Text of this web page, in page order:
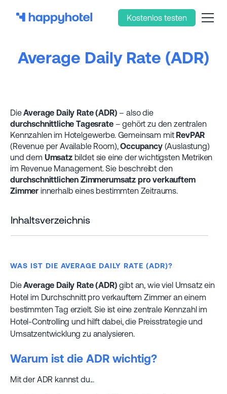
Kostenlos testen
Average Daily Rate (ADR)
DieAverage Daily Rate (ADR) – also die
durchschnittliche Tagesrate– gehört zu den zentralen
Kennzahlen im Hotelgewerbe. Gemeinsam mit RevPAR
(Revenue per Available Room),Occupancy(Auslastung)
und dem Umsatzbildet sie eine der wichtigsten Metriken
im Revenue Management. Sie beschreibt den
durchschnittlichen Zimmerumsatz pro verkauftem
Zimmer innerhalb eines bestimmten Zeitraums.
Inhaltsverzeichnis
WAS IST DIE AVERAGE DAILY RATE (ADR)?
DieAverage Daily Rate (ADR) gibt an, wie viel Umsatz ein
Hotel im Durchschnitt pro verkauftem Zimmer an einem
bestimmten Tag erzielt. Sie ist eine zentrale Kennzahl im
Hotel-Controlling und hilft dabei, die Preisstrategie und
Umsatzentwicklung zu analysieren.
Warum ist die ADR wichtig?
Mit der ADR kannst du...